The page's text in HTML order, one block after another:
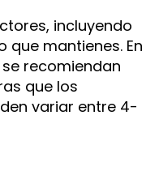
incluyendo
que mantienes. En
recomiendan
que los
variar entre 4-